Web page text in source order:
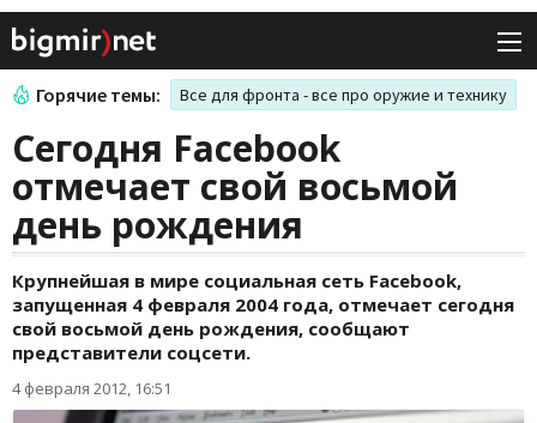
Горячие темы: Все для фронта - все про оружие и технику
Сегодня Facebook
отмечает свой восьмой
день рождения
Крупнейшая в мире социальная сеть Facebook,
запущенная 4 февраля 2004 года, отмечает сегодня
свой восьмой день рождения, сообщают
представители соцсети.
4 февраля 2012, 16:51